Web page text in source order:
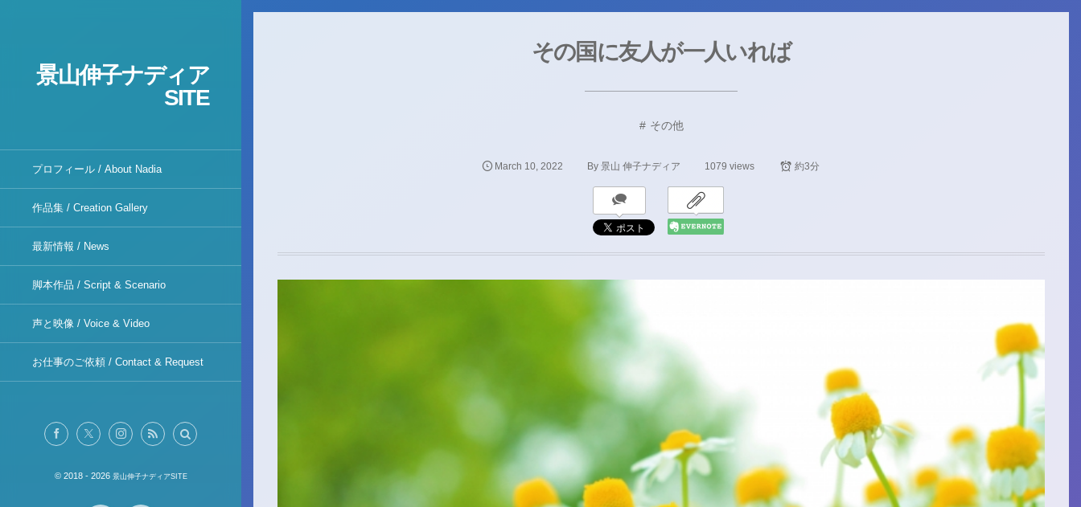
景山伸子ナディア
SITE
プロフィール / About Nadia
作品集 / Creation Gallery
最新情報 / News
脚本作品 / Script & Scenario
声と映像 / Voice & Video
お仕事のご依頼 / Contact & Request
© 2018 - 2026 景山伸子ナディアSITE
その国に友人が一人いれば
その他
March 10, 2022 By 景山 伸子ナディア 1079 views 約3分